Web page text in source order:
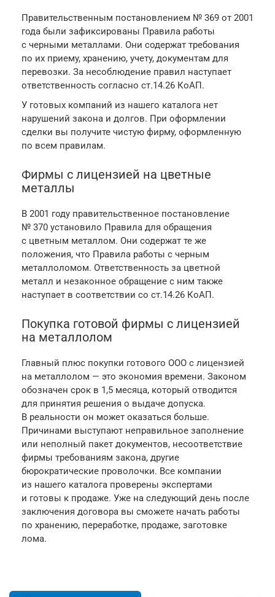
Правительственным постановлением № 369 от 2001
года были зафиксированы Правила работы
с черными металлами. Они содержат требования
по их приему, хранению, учету, документам для
перевозки. За несоблюдение правил наступает
ответственность согласно ст.14.26 КоАП.
У готовых компаний из нашего каталога нет
нарушений закона и долгов. При оформлении
сделки вы получите чистую фирму, оформленную
по всем правилам.
Фирмы с лицензией на цветные
металлы
В 2001 году правительственное постановление
№ 370 установило Правила для обращения
с цветным металлом. Они содержат те же
положения, что Правила работы с черным
металлоломом. Ответственность за цветной
металл и незаконное обращение с ним также
наступает в соответствии со ст.14.26 КоАП.
Покупка готовой фирмы с лицензией
на металлолом
Главный плюс покупки готового ООО с лицензией
на металлолом — это экономия времени. Законом
обозначен срок в 1,5 месяца, который отводится
для принятия решения о выдаче допуска.
В реальности он может оказаться больше.
Причинами выступают неправильное заполнение
или неполный пакет документов, несоответствие
фирмы требованиям закона, другие
бюрократические проволочки. Все компании
из нашего каталога проверены экспертами
и готовы к продаже. Уже на следующий день после
заключения договора вы сможете начать работы
по хранению, переработке, продаже, заготовке
лома.